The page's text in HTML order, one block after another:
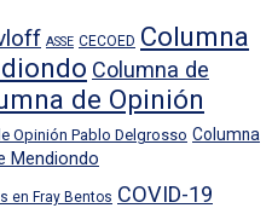
ASSE CECOED Columna
Columna de
de Opinión
Opinión Pablo Delgrosso Columna
Mendiondo
en Fray Bentos COVID-19